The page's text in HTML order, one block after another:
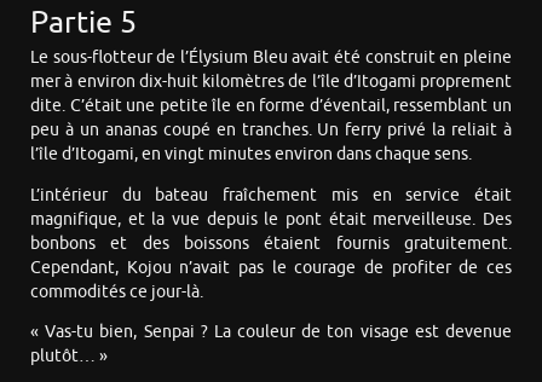
Partie 5
Le sous-flotteur de l’Élysium Bleu avait été construit en pleine
mer à environ dix-huit kilomètres de l’île d’Itogami proprement
dite. C’était une petite île en forme d’éventail, ressemblant un
peu à un ananas coupé en tranches. Un ferry privé la reliait à
l’île d’Itogami, en vingt minutes environ dans chaque sens.
L’intérieur du bateau fraîchement mis en service était
magnifique, et la vue depuis le pont était merveilleuse. Des
bonbons et des boissons étaient fournis gratuitement.
Cependant, Kojou n’avait pas le courage de profiter de ces
commodités ce jour-là.
« Vas-tu bien, Senpai ? La couleur de ton visage est devenue
plutôt… »